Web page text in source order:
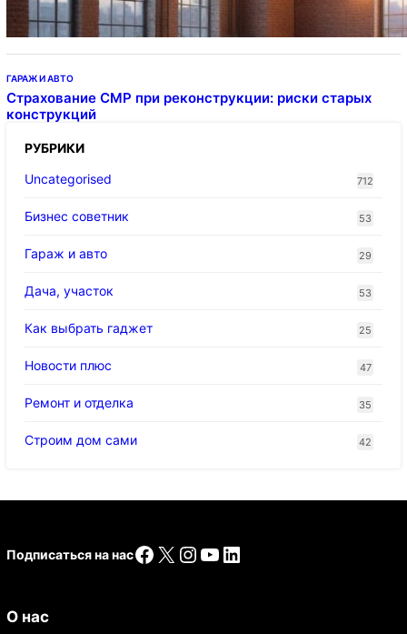
ГАРАЖ И АВТО
Страхование СМР при реконструкции: риски старых
конструкций
РУБРИКИ
Uncategorised
712
Бизнес советник 53
Гараж и авто 29
Дача, участок 53
Как выбрать гаджет 25
Новости плюс 47
Ремонт и отделка 35
Строим дом сами 42
Подписаться на насFacebook
X Instagram
YouTube
LinkedIn
О нас